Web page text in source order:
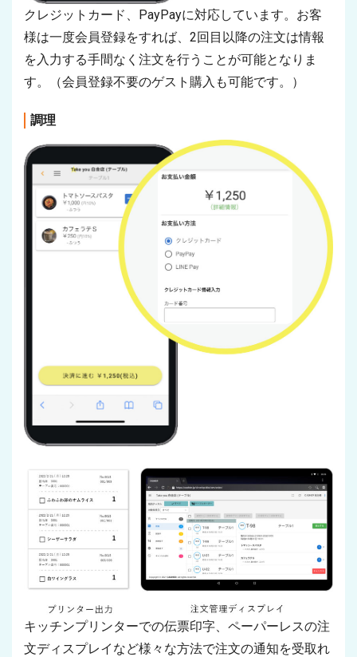
クレジットカード、PayPayに対応しています。お客
様は一度会員登録をすれば、2回目以降の注文は情報
を入力する手間なく注文を行うことが可能となりま
す。（会員登録不要のゲスト購入も可能です。）
調理
キッチンプリンターでの伝票印字、ペーパーレスの注
文ディスプレイなど様々な方法で注文の通知を受取れ